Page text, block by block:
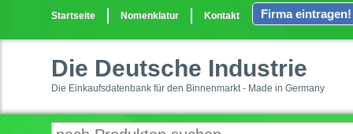
Startseite Nomenklatur Kontakt Firma eintragen!
Die Deutsche Industrie
Die Einkaufsdatenbank für den Binnenmarkt - Made in Germany